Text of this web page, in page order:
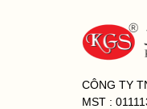
CÔNG TY
MST :